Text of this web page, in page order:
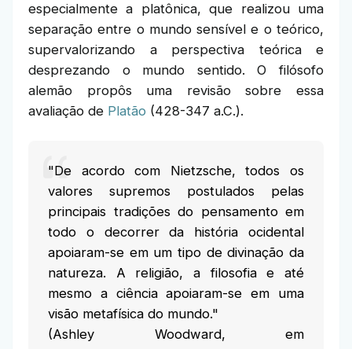
especialmente a platônica, que realizou uma
separação entre o mundo sensível e o teórico,
supervalorizando a perspectiva teórica e
desprezando o mundo sentido. O filósofo
alemão propôs uma revisão sobre essa
avaliação de Platão (428-347 a.C.).
"De acordo com Nietzsche, todos os
valores supremos postulados pelas
principais tradições do pensamento em
todo o decorrer da história ocidental
apoiaram-se em um tipo de divinação da
natureza. A religião, a filosofia e até
mesmo a ciência apoiaram-se em uma
visão metafísica do mundo."
(Ashley Woodward, em